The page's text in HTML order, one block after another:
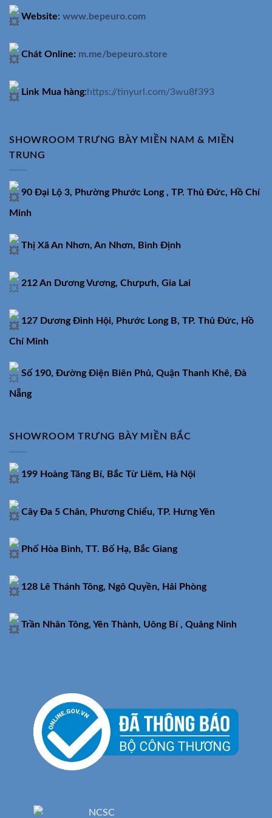
Website: www.bepeuro.com
Chát Online: m.me/bepeuro.store
Link Mua hàng:https://tinyurl.com/3wu8f393
SHOWROOM TRƯNG BÀY MIỀN NAM & MIỀN
TRUNG
90 Đại Lộ 3, Phường Phước Long , TP. Thủ Đức, Hồ Chí
Minh
Thị Xã An Nhơn, An Nhơn, Bình Định
212 An Dương Vương, Chưpưh, Gia Lai
127 Dương Đình Hội, Phước Long B, TP. Thủ Đức, Hồ
Chí Minh
Số 190, Đường Điện Biên Phủ, Quận Thanh Khê, Đà
Nẵng
SHOWROOM TRƯNG BÀY MIỀN BẮC
199 Hoàng Tăng Bí, Bắc Từ Liêm, Hà Nội
Cây Đa 5 Chân, Phương Chiểu, TP. Hưng Yên
Phố Hòa Bình, TT. Bố Hạ, Bắc Giang
128 Lê Thánh Tông, Ngô Quyền, Hải Phòng
Trần Nhân Tông, Yên Thành, Uông Bí , Quảng Ninh